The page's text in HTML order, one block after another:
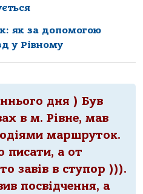
як за допомогою
у Рівному
дня ) Був
в м. Рівне, мав
маршруток.
писати, а от
завів в ступор ))).
посвідчення, а